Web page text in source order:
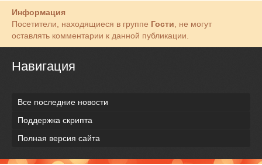
Информация
Посетители, находящиеся в группе Гости , не могут
оставлять комментарии к данной публикации.
Навигация
Все последние новости
Поддержка скрипта
Полная версия сайта